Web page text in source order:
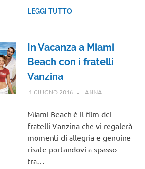
LEGGI TUTTO
In Vacanza a Miami
Beach con i fratelli
Vanzina
1 GIUGNO 2016 ANNA
Miami Beach è il film dei
fratelli Vanzina che vi regalerà
momenti di allegria e genuine
risate portandovi a spasso
tra…